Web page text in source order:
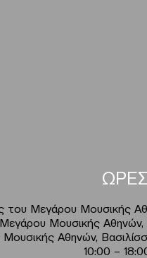
του Μεγάρου
Μουσικής
Αθηνών,
10:00 –